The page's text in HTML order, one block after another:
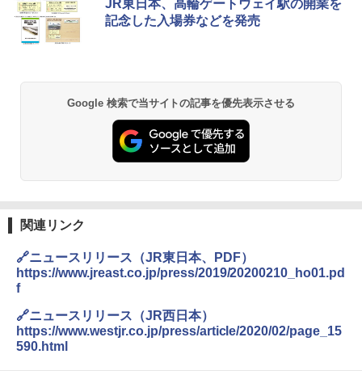
プテント 傘みたいに広げて畳める パッとサ
ッとサンシェード キューブ フルクローズ メ
￥6,830
PYKES PEAK (パイクスピーク) 着替えテン
ト プライバシー テント 【中が透けない】 1
人用 折りたたみ 防災グッズ 災害用トイレ ビ
易 トイレテント (ブラック)
ENDLESS BASE 《めざましテレビで紹介》
テント ワンタッチ RENEW 幅200 2-3人用 43
￥5,999
ラソル ガーデン サイトシート付 折りたたみ
防水 UVカット 4段階高さ調整 軽量 収納袋付
【日本企業販売】超強力クマ対策スプレー 30
0ml（連続噴射30秒）110ml（連続噴射15
秒）射程5～10m 安全ロック搭載 携帯収納袋
関の購入実績 登山・キャンプ・アウトドア・
コンパクト 保冷力長持ち
JR東日本、高輪ゲートウェイ駅の開業を
記念した入場券などを発売
Google 検索で当サイトの記事を優先表示させる
関連リンク
🔗ニュースリリース（JR東日本、PDF）
https://www.jreast.co.jp/press/2019/20200210_ho01.pd
f
🔗ニュースリリース（JR西日本）
https://www.westjr.co.jp/press/article/2020/02/page_15
590.html